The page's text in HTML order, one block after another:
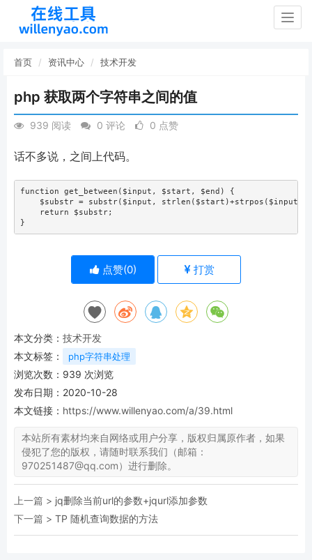
首页 资讯中心 技术开发
php 获取两个字符串之间的值
939 阅读 0 评论 0 点赞
话不多说，之间上代码。
function get_between($input, $start, $end) {
$substr = substr($input, strlen($start)+strpos($input,
return $substr;
}
点赞(0) 打赏
本文分类： 技术开发
本文标签：
php字符串处理
浏览次数： 939 次浏览
发布日期：2020-10-28
本文链接： https://www.willenyao.com/a/39.html
本站所有素材均来自网络或用户分享，版权归属原作者，如果
侵犯了您的版权，请随时联系我们（邮箱：
970251487@qq.com）进行删除。
上一篇 > jq删除当前url的参数+jqurl添加参数
下一篇 > TP 随机查询数据的方法